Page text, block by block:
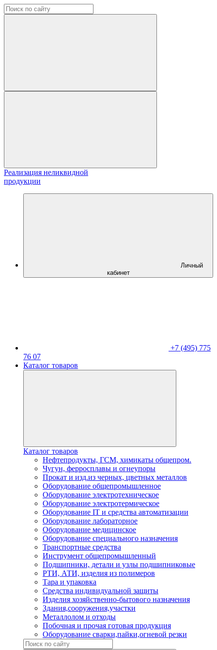
Реализация неликвидной
продукции
Личный
кабинет
+7 (495) 775
76 07
Каталог товаров
Каталог товаров
Нефтепродукты, ГСМ, химикаты общепром.
Чугун, ферросплавы и огнеупоры
Прокат и изд.из черных, цветных металлов
Оборудование общепромышленное
Оборудование электротехническое
Оборудование электротермическое
Оборудование IT и средства автоматизации
Оборудование лабораторное
Оборудование медицинское
Оборудование специального назначения
Транспортные средства
Инструмент общепромышленный
Подшипники, детали и узлы подшипниковые
РТИ, АТИ, изделия из полимеров
Тара и упаковка
Средства индивидуальной защиты
Изделия хозяйственно-бытового назначения
Здания,сооружения,участки
Металлолом и отходы
Побочная и прочая готовая продукция
Оборудование сварки,пайки,огневой резки